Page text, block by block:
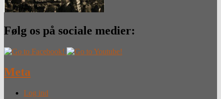
Følg os på sociale medier:
Meta
Log ind